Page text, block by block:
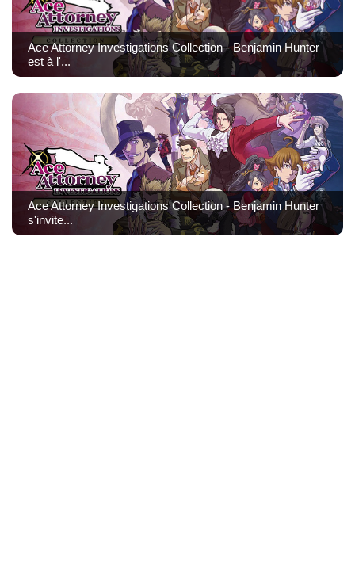
Ace Attorney Investigations Collection - Benjamin Hunter
est à l'...
Ace Attorney Investigations Collection - Benjamin Hunter
s'invite...